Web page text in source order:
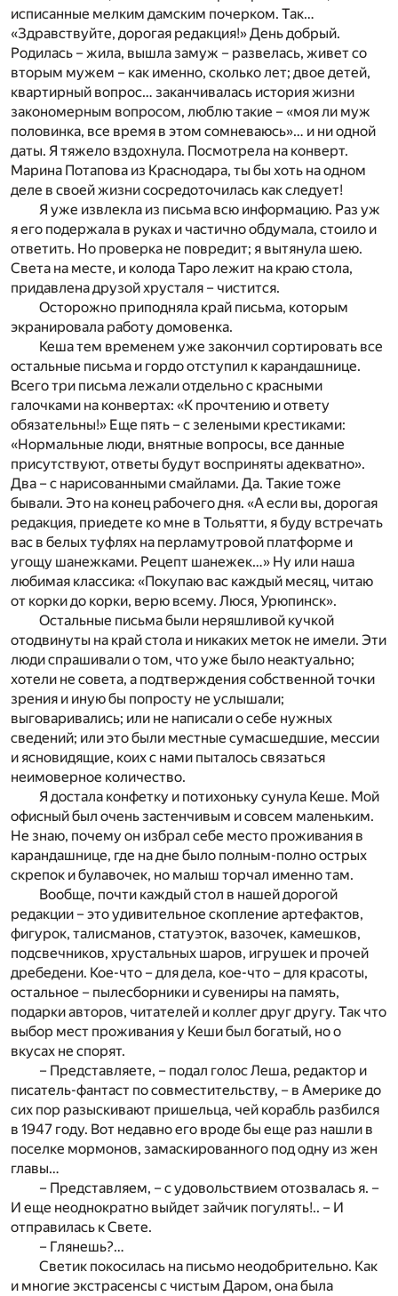
исписанные мелким дамским почерком. Так…
«Здравствуйте, дорогая редакция!» День добрый.
Родилась – жила, вышла замуж – развелась, живет со
вторым мужем – как именно, сколько лет; двое детей,
квартирный вопрос… заканчивалась история жизни
закономерным вопросом, люблю такие – «моя ли муж
половинка, все время в этом сомневаюсь»… и ни одной
даты. Я тяжело вздохнула. Посмотрела на конверт.
Марина Потапова из Краснодара, ты бы хоть на одном
деле в своей жизни сосредоточилась как следует!
Я уже извлекла из письма всю информацию. Раз уж
я его подержала в руках и частично обдумала, стоило и
ответить. Но проверка не повредит; я вытянула шею.
Света на месте, и колода Таро лежит на краю стола,
придавлена друзой хрусталя – чистится.
Осторожно приподняла край письма, которым
экранировала работу домовенка.
Кеша тем временем уже закончил сортировать все
остальные письма и гордо отступил к карандашнице.
Всего три письма лежали отдельно с красными
галочками на конвертах: «К прочтению и ответу
обязательны!» Еще пять – с зелеными крестиками:
«Нормальные люди, внятные вопросы, все данные
присутствуют, ответы будут восприняты адекватно».
Два – с нарисованными смайлами. Да. Такие тоже
бывали. Это на конец рабочего дня. «А если вы, дорогая
редакция, приедете ко мне в Тольятти, я буду встречать
вас в белых туфлях на перламутровой платформе и
угощу шанежками. Рецепт шанежек…» Ну или наша
любимая классика: «Покупаю вас каждый месяц, читаю
от корки до корки, верю всему. Люся, Урюпинск».
Остальные письма были неряшливой кучкой
отодвинуты на край стола и никаких меток не имели. Эти
люди спрашивали о том, что уже было неактуально;
хотели не совета, а подтверждения собственной точки
зрения и иную бы попросту не услышали;
выговаривались; или не написали о себе нужных
сведений; или это были местные сумасшедшие, мессии
и ясновидящие, коих с нами пыталось связаться
неимоверное количество.
Я достала конфетку и потихоньку сунула Кеше. Мой
офисный был очень застенчивым и совсем маленьким.
Не знаю, почему он избрал себе место проживания в
карандашнице, где на дне было полным-полно острых
скрепок и булавочек, но малыш торчал именно там.
Вообще, почти каждый стол в нашей дорогой
редакции – это удивительное скопление артефактов,
фигурок, талисманов, статуэток, вазочек, камешков,
подсвечников, хрустальных шаров, игрушек и прочей
дребедени. Кое-что – для дела, кое-что – для красоты,
остальное – пылесборники и сувениры на память,
подарки авторов, читателей и коллег друг другу. Так что
выбор мест проживания у Кеши был богатый, но о
вкусах не спорят.
– Представляете, – подал голос Леша, редактор и
писатель-фантаст по совместительству, – в Америке до
сих пор разыскивают пришельца, чей корабль разбился
в 1947 году. Вот недавно его вроде бы еще раз нашли в
поселке мормонов, замаскированного под одну из жен
главы…
– Представляем, – с удовольствием отозвалась я. –
И еще неоднократно выйдет зайчик погулять!.. – И
отправилась к Свете.
– Глянешь?…
Светик покосилась на письмо неодобрительно. Как
и многие экстрасенсы с чистым Даром, она была